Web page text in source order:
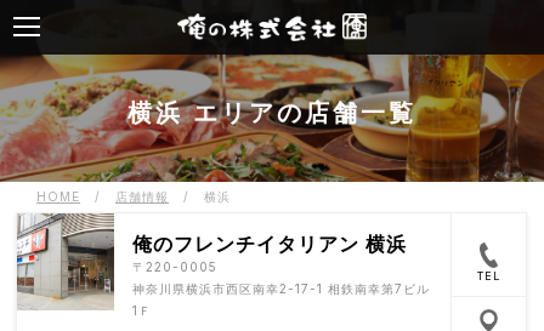
横浜 エリアの店舗一覧
HOME / 店舗情報 / 横浜
俺のフレンチイタリアン 横浜
〒220-0005
神奈川県横浜市西区南幸2-17-1 相鉄南幸第7ビル
1Ｆ
TEL